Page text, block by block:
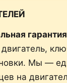
Мы —
на